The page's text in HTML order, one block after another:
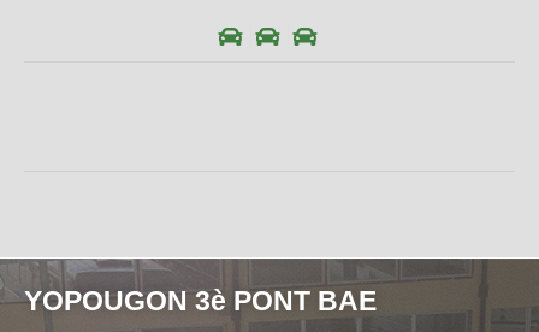
YOPOUGON 3è PONT BAE